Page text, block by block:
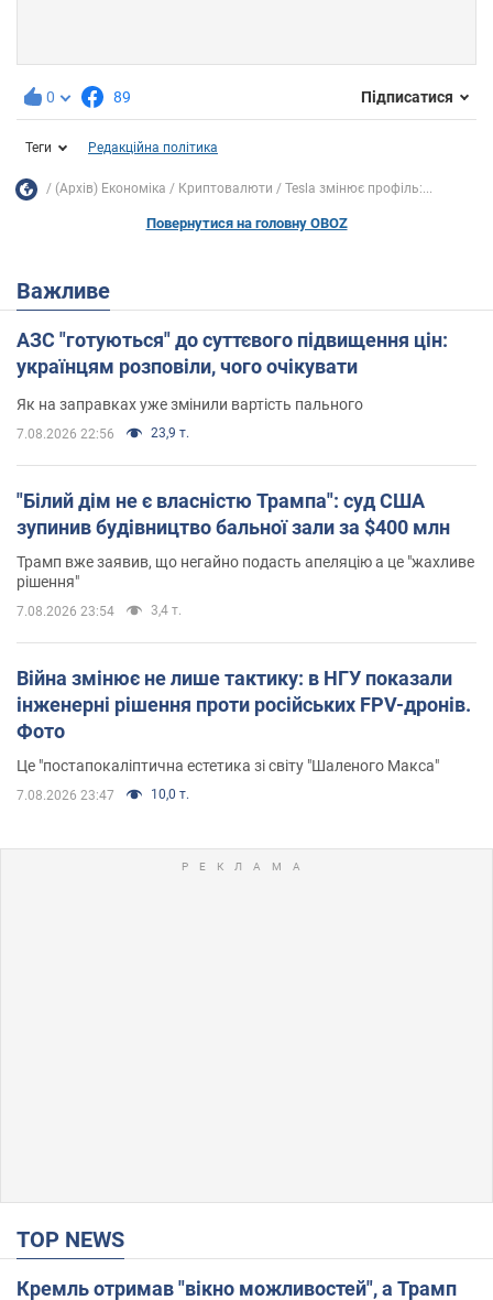
0 89 Підписатися
Теги Редакційна політика
(Архів) Економіка Криптовалюти Tesla змінює профіль:...
Повернутися на головну OBOZ
Важливе
АЗС "готуються" до суттєвого підвищення цін:
українцям розповіли, чого очікувати
Як на заправках уже змінили вартість пального
7.08.2026 22:56 23,9 т.
"Білий дім не є власністю Трампа": суд США
зупинив будівництво бальної зали за $400 млн
Трамп вже заявив, що негайно подасть апеляцію а це "жахливе
рішення"
7.08.2026 23:54 3,4 т.
Війна змінює не лише тактику: в НГУ показали
інженерні рішення проти російських FPV-дронів.
Фото
Це "постапокаліптична естетика зі світу "Шаленого Макса"
7.08.2026 23:47 10,0 т.
TOP NEWS
Кремль отримав "вікно можливостей", а Трамп